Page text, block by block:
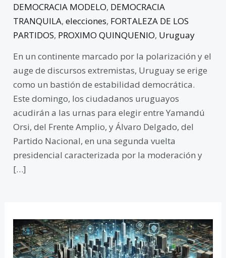
DEMOCRACIA MODELO, DEMOCRACIA
TRANQUILA,elecciones, FORTALEZA DE LOS
PARTIDOS, PROXIMO QUINQUENIO, Uruguay
En un continente marcado por la polarización y el
auge de discursos extremistas, Uruguay se erige
como un bastión de estabilidad democrática.
Este domingo, los ciudadanos uruguayos
acudirán a las urnas para elegir entre Yamandú
Orsi, del Frente Amplio, y Álvaro Delgado, del
Partido Nacional, en una segunda vuelta
presidencial caracterizada por la moderación y
[…]